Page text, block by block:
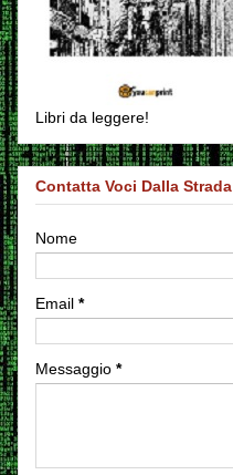
Libri da leggere!
Contatta Voci Dalla Strada
Nome
Email *
Messaggio *